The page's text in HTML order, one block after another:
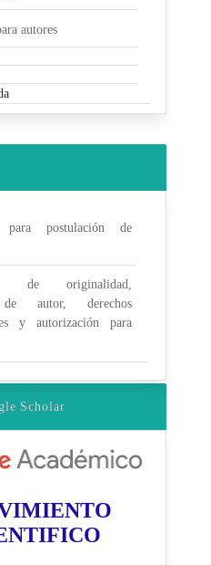
autores
para postulación de
de originalidad,
de autor, derechos
y autorización para
Scholar